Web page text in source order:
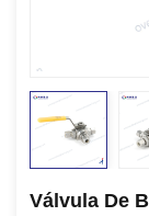
Válvula De